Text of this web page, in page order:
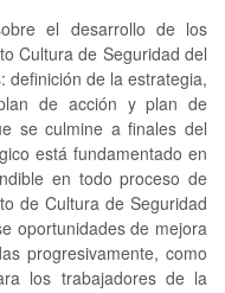
el desarrollo de los
Cultura de Seguridad del
definición de la estrategia,
de acción y plan de
se culmine a finales del
está fundamentado en
en todo proceso de
de Cultura de Seguridad
oportunidades de mejora
progresivamente, como
los trabajadores de la